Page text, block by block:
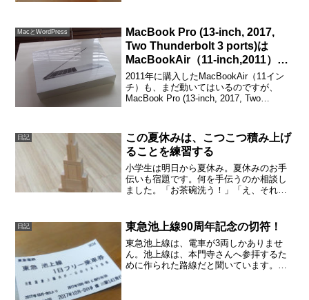
バラ...
MacとWordPress
MacBook Pro (13-inch, 2017,
Two Thunderbolt 3 ports)は
MacBookAir（11-inch,2011）と
同じバッグに入る！
2011年に購入したMacBookAir（11イン
チ）も、まだ動いてはいるのですが、
MacBook Pro (13-inch, 2017, Two
日記
この夏休みは、こつこつ積み上げ
ることを練習する
小学生は明日から夏休み。夏休みのお手
伝いも宿題です。何を手伝うのか相談し
ました。「お茶碗洗う！」「え、それは
しょ。」多少の食い違いがありながら
も、毎日のお手伝いを決めま...
日記 東急池上線90周年記念の切符！
東急池上線は、電車が3両しかありませ
ん。池上線は、本門寺さんへ参拝するた
めに作られた路線だと聞いています。路